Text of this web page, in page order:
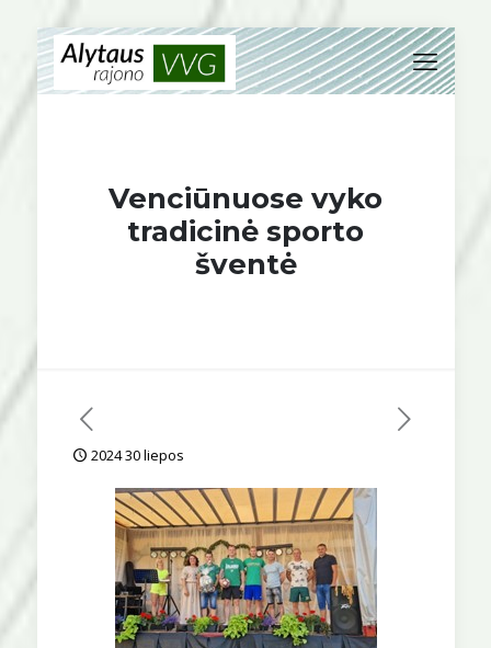
Venciūnuose vyko
tradicinė sporto
šventė
2024 30 liepos